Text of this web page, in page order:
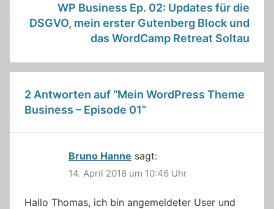
WP Business Ep. 02: Updates für die
DSGVO, mein erster Gutenberg Block und
das WordCamp Retreat Soltau
2 Antworten auf “Mein WordPress Theme
Business – Episode 01”
Bruno Hanne sagt:
14. April 2018 um 10:46 Uhr
Hallo Thomas, ich bin angemeldeter User und